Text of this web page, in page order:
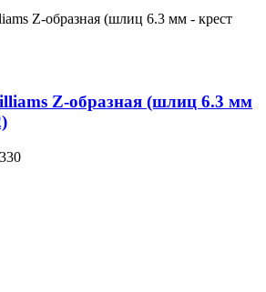
Z-образная (шлиц 6.3 мм